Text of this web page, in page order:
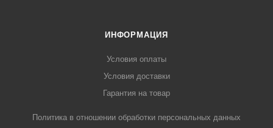
ИНФОРМАЦИЯ
Условия оплаты
Условия доставки
Гарантия на товар
Политика в отношении обработки персональных данных